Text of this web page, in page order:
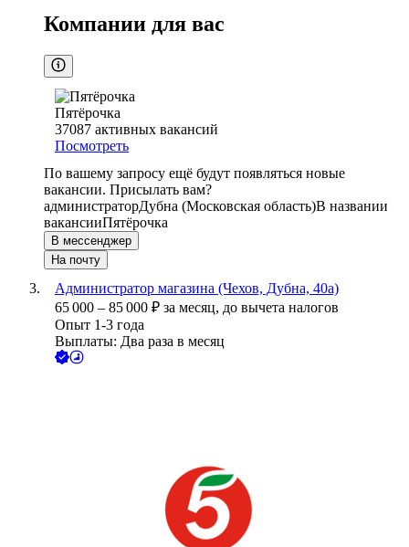
Компании для вас
Пятёрочка
37087 активных вакансий
Посмотреть
По вашему запросу ещё будут появляться новые
вакансии. Присылать вам?
администраторДубна (Московская область)В названии
вакансииПятёрочка
В мессенджер
На почту
Администратор магазина (Чехов, Дубна, 40а)
65 000 – 85 000 ₽ за месяц, до вычета налогов
Опыт 1-3 года
Выплаты: Два раза в месяц